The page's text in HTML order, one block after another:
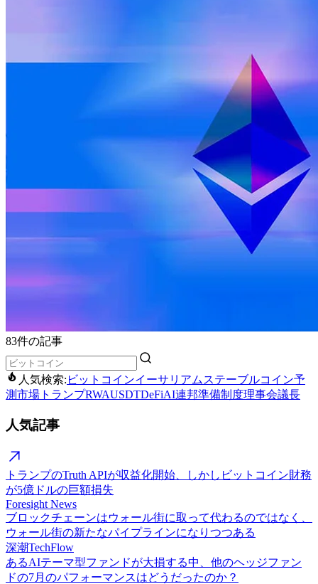
83件の記事
人気検索: ビットコインイーサリアム ステーブルコイン予
測市場 トランプRWAUSDTDeFiAI連邦準備制度理事会議長
人気記事
トランプのTruth APIが収益化開始、しかしビットコイン財務
が5億ドルの巨額損失
Foresight News
ブロックチェーンはウォール街に取って代わるのではなく、
ウォール街の新たなパイプラインになりつつある
深潮TechFlow
あるAIテーマ型ファンドが大損する中、他のヘッジファン
ドの7月のパフォーマンスはどうだったのか？